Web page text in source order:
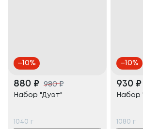
–10%
880 ₽ 980₽
Набор "Дуэт"
1040 г
–10%
930 ₽
Набор
1080 г